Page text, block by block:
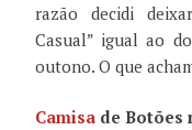
razão decidi
Casual” igual ao
outono. O que
Camisa de Botões